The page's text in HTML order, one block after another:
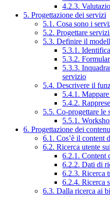
4.2.3.
5. Progettazione dei servizi
5.1. Cosa sono i
5.2. Progettare
5.3. Definire il
5.3.1.
5.3.2.
5.3.3.
servizio
5.4. Descrivere il
5.4.1. Mappare
5.4.2.
5.5. Co-progettare le
5.5.1.
6. Progettazione dei
6.1. Cos’è il content
6.2. Ricerca utente
6.2.1. Content
6.2.2. Dati di
6.2.3. Ricerca
6.2.4. Ricerca
6.3. Dalla ricerca ai